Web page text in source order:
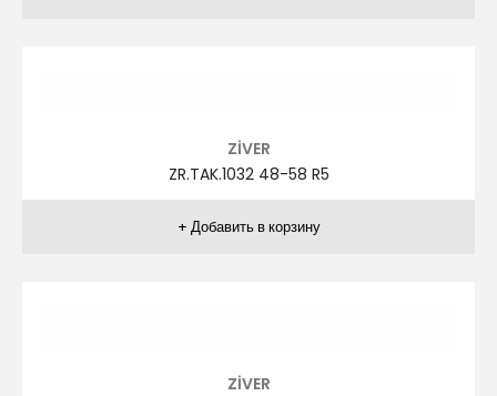
ZİVER
ZR.TAK.1028 48-58 R3
ZİVER